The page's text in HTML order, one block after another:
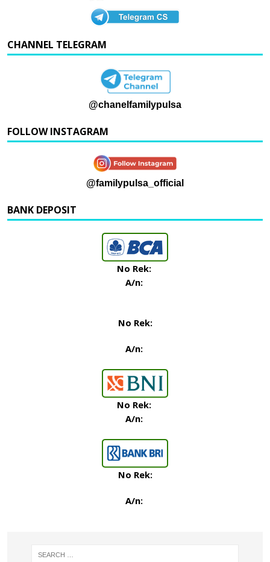
CHANNEL TELEGRAM
@chanelfamilypulsa
FOLLOW INSTAGRAM
@familypulsa_official
BANK DEPOSIT
No Rek:
A/n:
No Rek:
A/n:
No Rek:
A/n:
No Rek:
A/n: